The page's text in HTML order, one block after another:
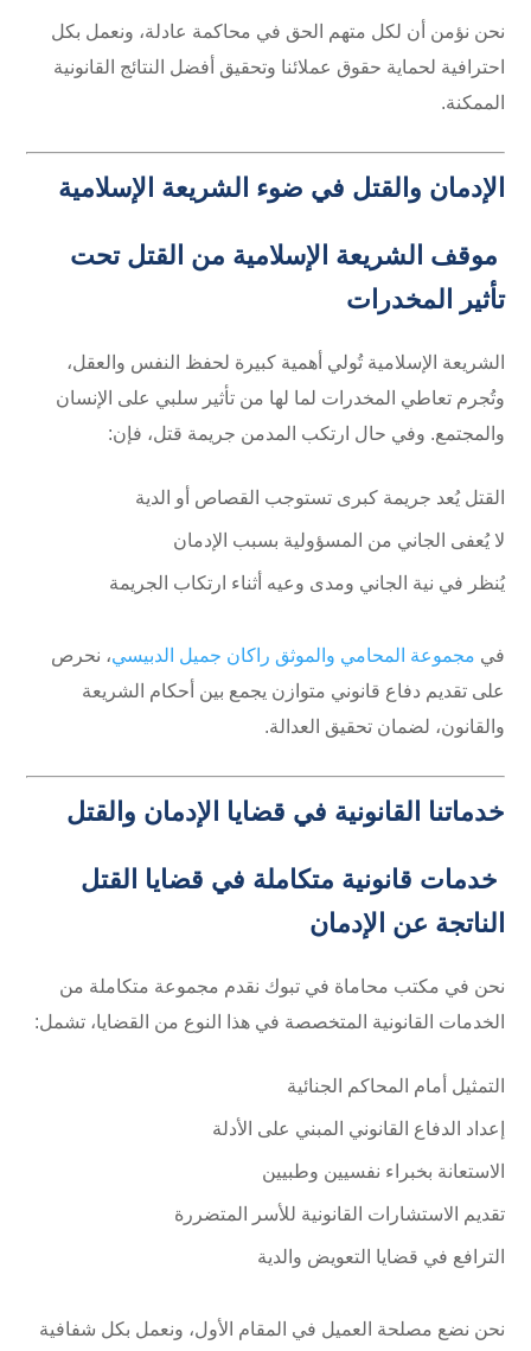
نحن نؤمن أن لكل متهم الحق في محاكمة عادلة، ونعمل بكل
احترافية لحماية حقوق عملائنا وتحقيق أفضل النتائج القانونية
الممكنة.
الإدمان والقتل في ضوء الشريعة الإسلامية
موقف الشريعة الإسلامية من القتل تحت
تأثير المخدرات
الشريعة الإسلامية تُولي أهمية كبيرة لحفظ النفس والعقل،
وتُجرم تعاطي المخدرات لما لها من تأثير سلبي على الإنسان
والمجتمع. وفي حال ارتكب المدمن جريمة قتل، فإن:
القتل يُعد جريمة كبرى تستوجب القصاص أو الدية
لا يُعفى الجاني من المسؤولية بسبب الإدمان
يُنظر في نية الجاني ومدى وعيه أثناء ارتكاب الجريمة
في مجموعة المحامي والموثق راكان جميل الدبيسي، نحرص
على تقديم دفاع قانوني متوازن يجمع بين أحكام الشريعة
والقانون، لضمان تحقيق العدالة.
خدماتنا القانونية في قضايا الإدمان والقتل
خدمات قانونية متكاملة في قضايا القتل
الناتجة عن الإدمان
نحن في مكتب محاماة في تبوك نقدم مجموعة متكاملة من
الخدمات القانونية المتخصصة في هذا النوع من القضايا، تشمل:
التمثيل أمام المحاكم الجنائية
إعداد الدفاع القانوني المبني على الأدلة
الاستعانة بخبراء نفسيين وطبيين
تقديم الاستشارات القانونية للأسر المتضررة
الترافع في قضايا التعويض والدية
نحن نضع مصلحة العميل في المقام الأول، ونعمل بكل شفافية